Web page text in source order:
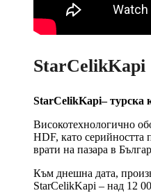
StarCelikKapi
StarCelikKapi– турска
Високотехнологично
HDF, като серийността
врати на пазара в
Към днешна дата,
StarCelikKapi – над 12